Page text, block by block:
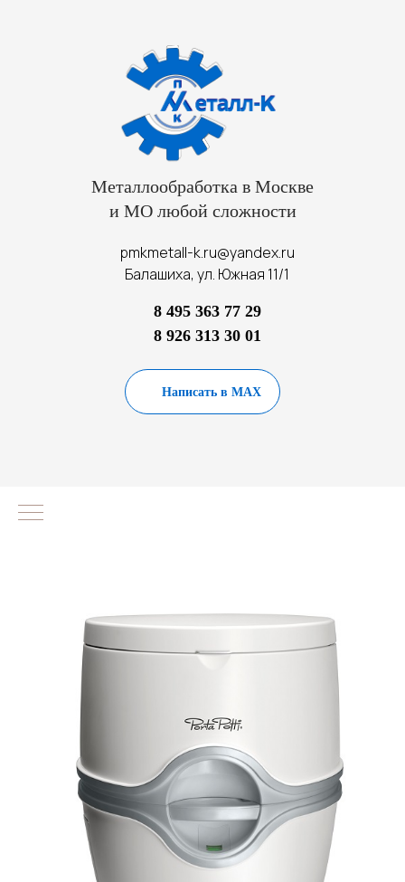
Металлообработка в Москве
и МО любой сложности
pmkmetall-k.ru@yandex.ru
Балашиха, ул. Южная 11/1
8 495 363 77 29
8 926 313 30 01
Написать в MAX